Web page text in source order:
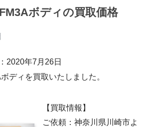
ボディの買取価格
2020年7月26日
ディを買取いたしました。
【買取情報】
ご依頼：神奈川県川崎市よ